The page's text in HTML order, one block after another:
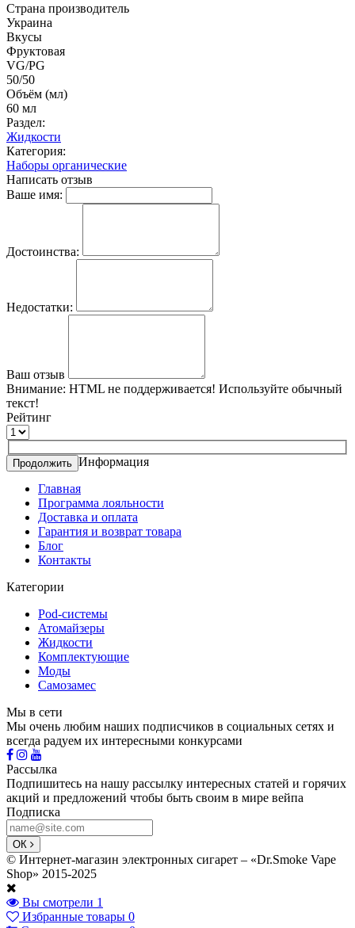
Страна производитель
Украина
Вкусы
Фруктовая
VG/PG
50/50
Объём (мл)
60 мл
Раздел:
Жидкости
Категория:
Наборы органические
Написать отзыв
Ваше имя:
Достоинства:
Недостатки:
Ваш отзыв
Внимание: HTML не поддерживается! Используйте обычный
текст!
Рейтинг
Продолжить Информация
Главная
Программа лояльности
Доставка и оплата
Гарантия и возврат товара
Блог
Контакты
Категории
Pod-системы
Атомайзеры
Жидкости
Комплектующие
Моды
Самозамес
Мы в сети
Мы очень любим наших подписчиков в социальных сетях и
всегда радуем их интересными конкурсами
Рассылка
Подпишитесь на нашу рассылку интересных статей и горячих
акций и предложений чтобы быть своим в мире вейпа
Подписка
ОК
© Интернет-магазин электронных сигарет – «Dr.Smoke Vape
Shop» 2015-2025
Вы смотрели 1
Избранные товары 0